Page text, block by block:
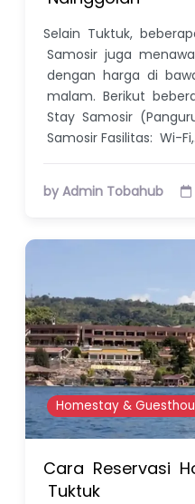
Selain Tuktuk,
Samosir juga
dengan harga di
malam. Berikut
Stay Samosir
Samosir Fasilitas: Wi-
by Admin Tobahub
Homestay &
Cara Reservasi
Tuktuk